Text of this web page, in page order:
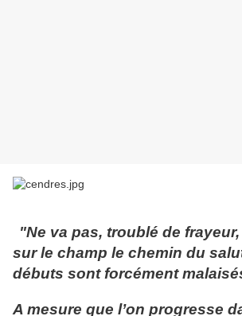
"Ne va pas, troublé de
sur le champ le chemin du
débuts sont forcément
A mesure que l’on progresse